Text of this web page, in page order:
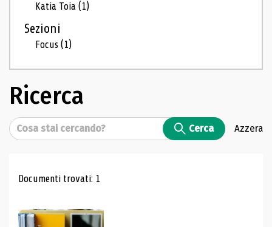
Katia Toia(1)
Sezioni
Focus(1)
Ricerca
Cerca Cerca Azzera
Risultati di ricerca
Documenti trovati: 1